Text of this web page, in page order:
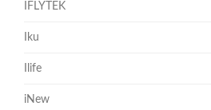
IFLYTEK
Iku
Ilife
iNew